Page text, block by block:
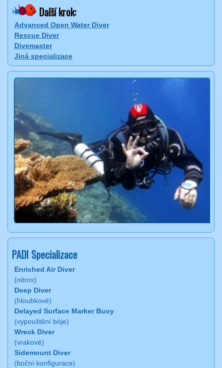
Další krok:
Advanced Open Water Diver
Rescue Diver
Divemaster
Jiná specializace
PADI Specializace
Enriched Air Diver
(nitrox)
Deep Diver
(hloubkové)
Delayed Surface Marker Buoy
(vypouštění bóje)
Wreck Diver
(vrakové)
Sidemount Diver
(boční konfigurace)